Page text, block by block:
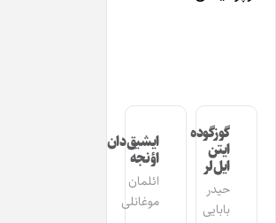
گوزگوده
ایتن
ایل‌لر
حیدر
بابایی
ایشیق‌دان
اؤنجه
ائلمان
موغانلی